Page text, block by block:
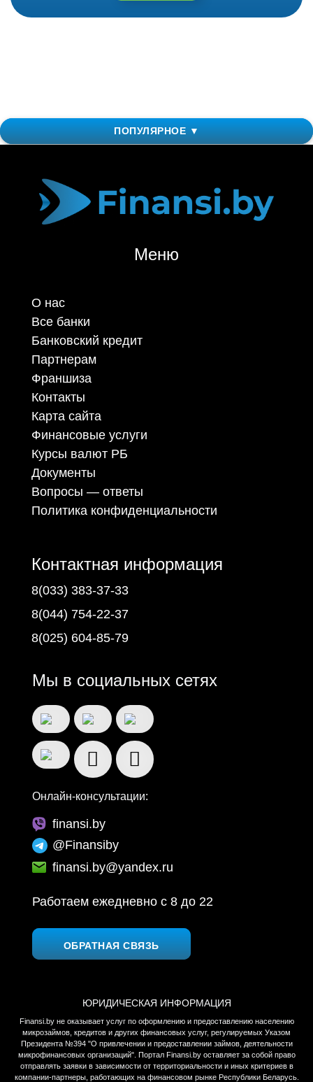
ПОПУЛЯРНОЕ ▼
Меню
О нас
Все банки
Банковский кредит
Партнерам
Франшиза
Контакты
Карта сайта
Финансовые услуги
Курсы валют РБ
Документы
Вопросы — ответы
Политика конфиденциальности
Контактная информация
8(033) 383-37-33
8(044) 754-22-37
8(025) 604-85-79
Мы в социальных сетях
Онлайн-консультации:
finansi.by
@Finansiby
finansi.by@yandex.ru
Работаем ежедневно c 8 до 22
ОБРАТНАЯ СВЯЗЬ
ЮРИДИЧЕСКАЯ ИНФОРМАЦИЯ
Finansi.by не оказывает услуг по оформлению и предоставлению населению
микрозаймов, кредитов и других финансовых услуг, регулируемых Указом
Президента №394 "О привлечении и предоставлении займов, деятельности
микрофинансовых организаций". Портал Finansi.by оставляет за собой право
отправлять заявки в зависимости от территориальности и иных критериев в
компании-партнеры, работающих на финансовом рынке Республики Беларусь.